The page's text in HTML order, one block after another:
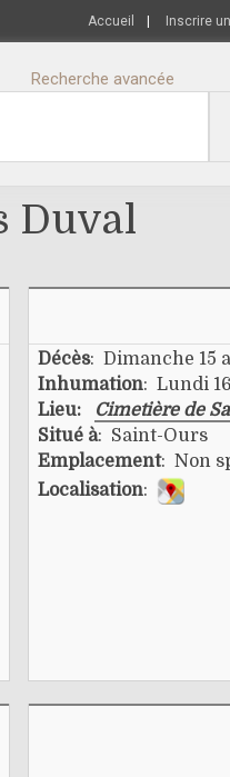
Accueil Inscrire
Recherche avancée
Duval
Décès: Dimanche 15
Inhumation: Lundi
Lieu:
Cimetière de
Situé à: Saint-Ours
Emplacement: Non
Localisation: